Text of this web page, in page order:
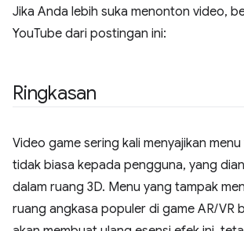
Jika Anda lebih suka menonton video,
YouTube dari postingan ini:
Ringkasan
Video game sering kali menyajikan
tidak biasa kepada pengguna, yang
dalam ruang 3D. Menu yang tampak
ruang angkasa populer di game AR/VR